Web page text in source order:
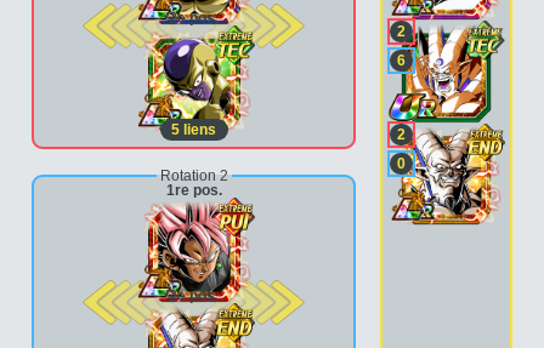
2e pos.
5 liens
Rotation 2
1re pos.
2e pos.
2
6
2
0